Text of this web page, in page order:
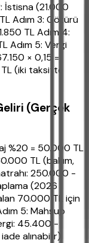
İstisna (21.000
Adım 3: Götürü
TL Adım 4:
Adım 5: Vergi
× 0,15 =
(iki taksitte
(Gerçek
%20 = 50.000 TL
TL (bakım,
250.000 -
(2026
70.000 TL için
5: Mahsup
45.400 -
alınabilir)